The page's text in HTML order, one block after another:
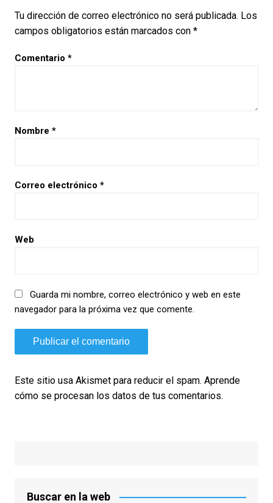
Tu dirección de correo electrónico no será publicada. Los
campos obligatorios están marcados con *
Comentario *
Nombre *
Correo electrónico *
Web
Guarda mi nombre, correo electrónico y web en este
navegador para la próxima vez que comente.
Este sitio usa Akismet para reducir el spam. Aprende
cómo se procesan los datos de tus comentarios.
Buscar en la web